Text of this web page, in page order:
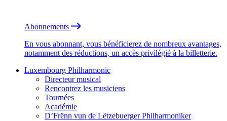
Abonnements
En vous abonnant, vous bénéficierez de nombreux avantages,
notamment des réductions, un accès privilégié à la billetterie.
Luxembourg Philharmonic
Directeur musical
Rencontrez les musiciens
Tournées
Académie
D’Frënn vun de Lëtzebuerger Philharmoniker